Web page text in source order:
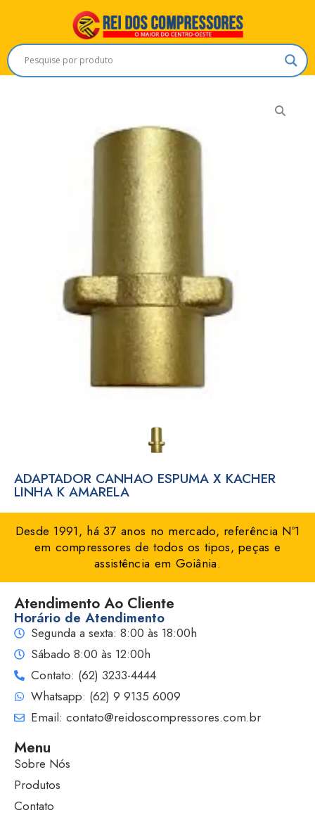
ADAPTADOR CANHAO ESPUMA X KACHER
LINHA K AMARELA
Desde 1991, há 37 anos no mercado, referência Nº1
em compressores de todos os tipos, peças e
assistência em Goiânia.
Atendimento Ao Cliente
Horário de Atendimento
Segunda a sexta: 8:00 às 18:00h
Sábado 8:00 às 12:00h
Contato: (62) 3233-4444
Whatsapp: (62) 9 9135 6009
Email: contato@reidoscompressores.com.br
Menu
Sobre Nós
Produtos
Contato